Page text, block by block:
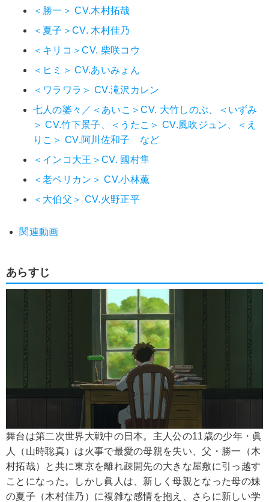
＜勝一＞ CV.木村拓哉
＜夏子＞CV. 木村佳乃
＜キリコ＞CV. 柴咲コウ
＜ヒミ＞ CV.あいみょん
＜ワラワラ＞ CV.滝沢カレン
七人の婆々／＜あいこ＞CV. 大竹しのぶ、＜いずみ
＞ CV.竹下景子、＜うたこ＞ CV.風吹ジュン、＜え
りこ＞ CV.阿川佐和子 など
＜インコ大王＞CV. 國村隼
＜老ペリカン＞ CV.小林薫
＜大伯父＞ CV.火野正平
関連動画
あらすじ
舞台は第二次世界大戦中の日本。主人公の11歳の少年・眞
人（山時聡真）は火事で最愛の母親を失い、父・勝一（木
村拓哉）と共に東京を離れ疎開先の大きな屋敷に引っ越す
ことになった。しかし眞人は、新しく母親となった母の妹
の夏子（木村佳乃）に複雑な感情を抱え、さらに新しい学